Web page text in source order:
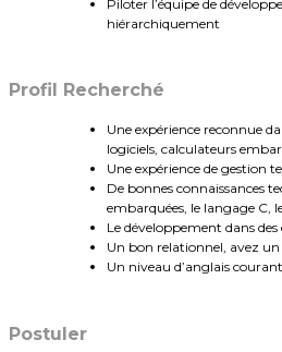
Piloter l’équipe de
hiérarchiquement
Profil Recherché
Une expérience reconnue
logiciels, calculateurs
Une expérience de gestion
De bonnes connaissances
embarquées, le langage C,
Le développement dans
Un bon relationnel, avez un
Un niveau d’anglais courant
Postuler